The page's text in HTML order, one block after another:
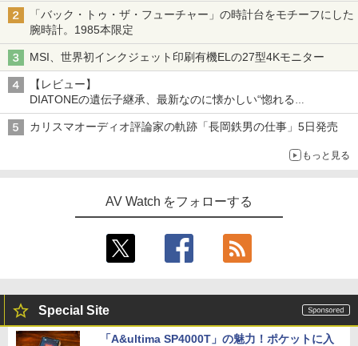
「バック・トゥ・ザ・フューチャー」の時計台をモチーフにした
腕時計。1985本限定
MSI、世界初インクジェット印刷有機ELの27型4Kモニター
【レビュー】
DIATONEの遺伝子継承、最新なのに懐かしい“惚れる
音”Tecnologia e Cuore「DS-TC52B」を聴く
カリスマオーディオ評論家の軌跡「長岡鉄男の仕事」5日発売
もっと見る
AV Watch をフォローする
Special Site
「A&ultima SP4000T」の魅力！ポケットに入